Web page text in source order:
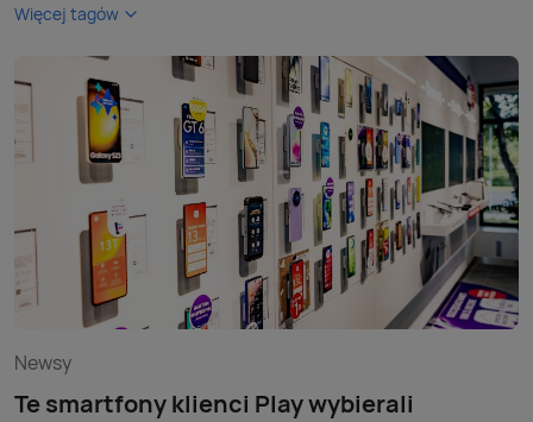
Więcej tagów
Newsy
Te smartfony klienci Play wybierali